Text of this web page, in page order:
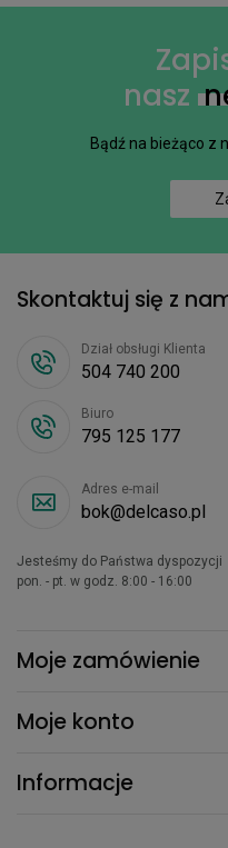
nasz
Bądź na bieżąco z
Moje zamówienie
Moje konto
Informacje
Skontaktuj się z
Dział obsługi Klienta
504 740 200
Biuro
795 125 177
Adres e-mail
bok@delcaso.pl
Jesteśmy do Państwa dyspozycji
pon. - pt. w godz. 8:00 - 16:00